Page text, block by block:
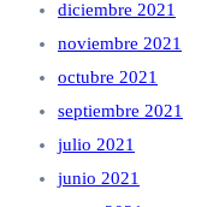
diciembre 2021
noviembre 2021
octubre 2021
septiembre 2021
julio 2021
junio 2021